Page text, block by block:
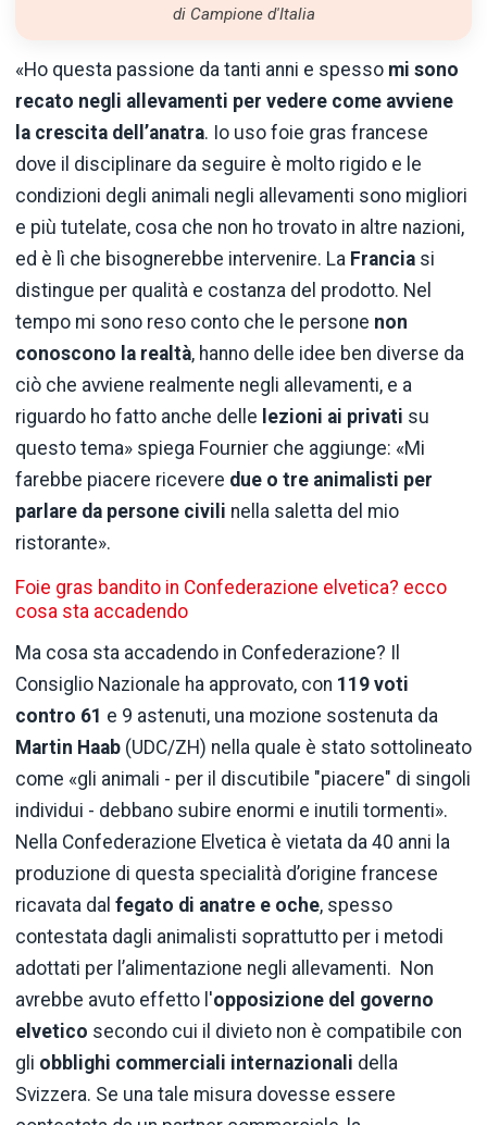
di Campione d'Italia
«Ho questa passione da tanti anni e spesso mi sono
recato negli allevamenti per vedere come avviene
la crescita dell’anatra. Io uso foie gras francese
dove il disciplinare da seguire è molto rigido e le
condizioni degli animali negli allevamenti sono migliori
e più tutelate, cosa che non ho trovato in altre nazioni,
ed è lì che bisognerebbe intervenire. La Francia si
distingue per qualità e costanza del prodotto. Nel
tempo mi sono reso conto che le persone non
conoscono la realtà, hanno delle idee ben diverse da
ciò che avviene realmente negli allevamenti, e a
riguardo ho fatto anche delle lezioni ai privati su
questo tema» spiega Fournier che aggiunge: «Mi
farebbe piacere ricevere due o tre animalisti per
parlare da persone civili nella saletta del mio
ristorante».
Foie gras bandito in Confederazione elvetica? ecco
cosa sta accadendo
Ma cosa sta accadendo in Confederazione? Il
Consiglio Nazionale ha approvato, con 119 voti
contro 61 e 9 astenuti, una mozione sostenuta da
Martin Haab (UDC/ZH) nella quale è stato sottolineato
come «gli animali - per il discutibile "piacere" di singoli
individui - debbano subire enormi e inutili tormenti».
Nella Confederazione Elvetica è vietata da 40 anni la
produzione di questa specialità d’origine francese
ricavata dal fegato di anatre e oche, spesso
contestata dagli animalisti soprattutto per i metodi
adottati per l’alimentazione negli allevamenti. Non
avrebbe avuto effetto l'opposizione del governo
elvetico secondo cui il divieto non è compatibile con
gli obblighi commerciali internazionali della
Svizzera. Se una tale misura dovesse essere